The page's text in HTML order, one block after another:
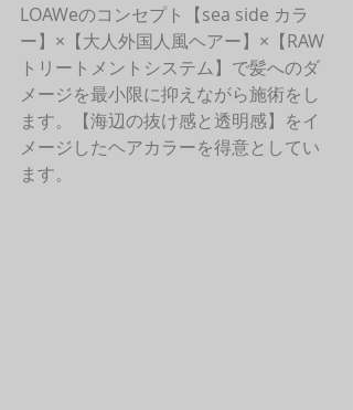
LOAWeのコンセプト【sea side カラ
ー】×【大人外国人風ヘアー】×【RAW
トリートメントシステム】で髪へのダ
メージを最小限に抑えながら施術をし
ます。【海辺の抜け感と透明感】をイ
メージしたヘアカラーを得意としてい
ます。